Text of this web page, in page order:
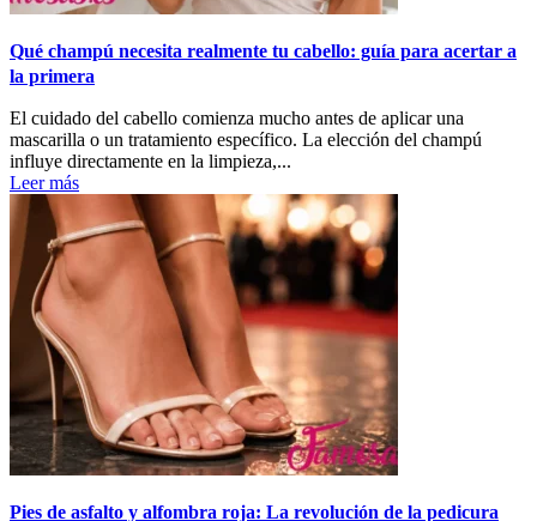
Qué champú necesita realmente tu cabello: guía para acertar a
la primera
El cuidado del cabello comienza mucho antes de aplicar una
mascarilla o un tratamiento específico. La elección del champú
influye directamente en la limpieza,...
Leer más
Pies de asfalto y alfombra roja: La revolución de la pedicura